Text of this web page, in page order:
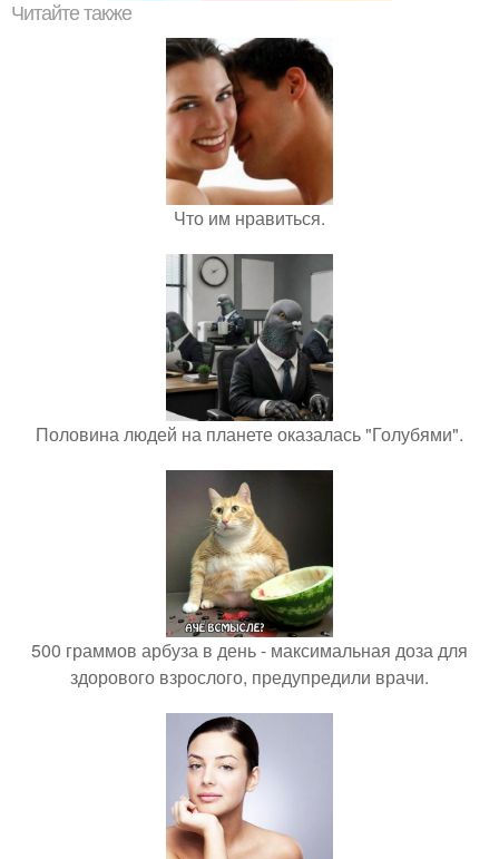
Читайте также
Что им нравиться.
Половина людей на планете оказалась "Голубями".
500 граммов арбуза в день - максимальная доза для
здорового взрослого, предупредили врачи.